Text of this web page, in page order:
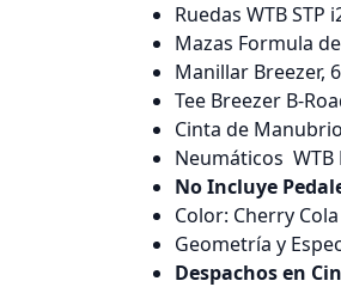
Ruedas WTB STP
Mazas Formula
Manillar Breezer,
Tee Breezer B-
Cinta de
Neumáticos WTB
No Incluye
Color: Cherry
Geometría y
Despachos en